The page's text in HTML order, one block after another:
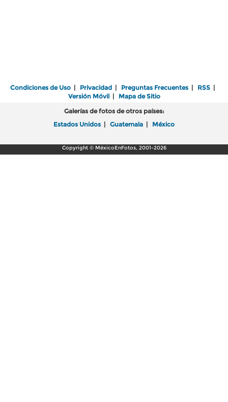
Condiciones de Uso | Privacidad | Preguntas Frecuentes | RSS |
Versión Móvil| Mapa de Sitio
Galerías de fotos de otros países:
Estados Unidos | Guatemala | México
Copyright © MéxicoEnFotos, 2001-2026